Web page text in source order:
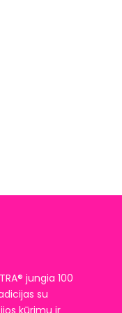
jungia 100
su